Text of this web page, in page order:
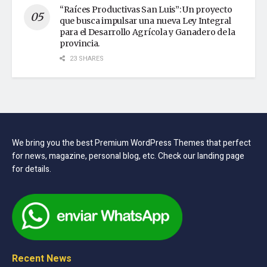
“Raíces Productivas San Luis”: Un proyecto
que busca impulsar una nueva Ley Integral
para el Desarrollo Agrícola y Ganadero de la
provincia.
23 SHARES
We bring you the best Premium WordPress Themes that perfect
for news, magazine, personal blog, etc. Check our landing page
for details.
Recent News